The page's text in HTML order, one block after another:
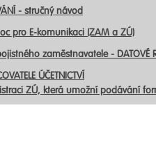
- stručný návod
pro E-komunikaci (ZAM a ZÚ)
zaměstnavatele - DATOVÉ
ÚČETNICTVÍ
ZÚ, která umožní podávání